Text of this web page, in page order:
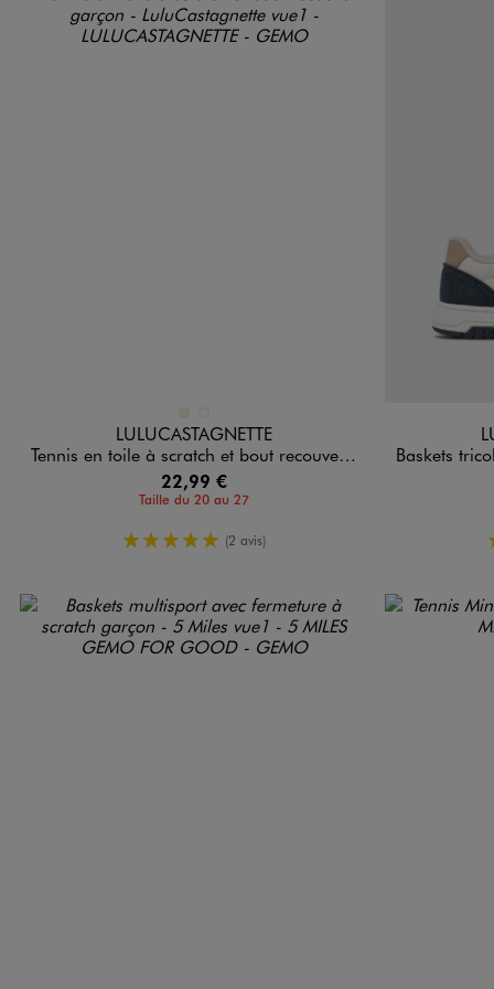
LULUCASTAGNETTE
Tennis en toile à scratch et bout recouvert garçon - LuluCastagnette
22,99 €
Taille du 20 au 27
5/5 de moyenne
(2 avis)
Baskets